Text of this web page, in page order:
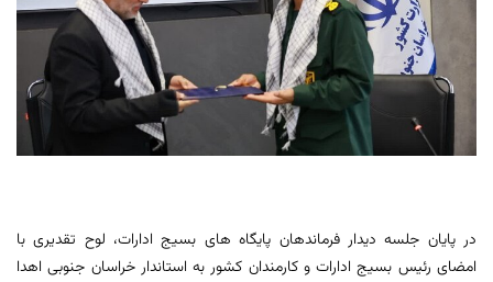
در پایان جلسه دیدار فرماندهان پایگاه های بسیج ادارات، لوح تقدیری با
امضای رئیس بسیج ادارات و کارمندان کشور به استاندار خراسان جنوبی اهدا